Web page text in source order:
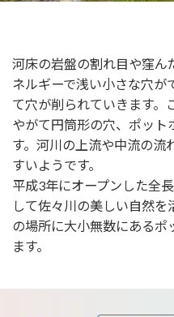
河床の岩盤の割れ目や窪ん
ネルギーで浅い小さな穴が
て穴が削られていきます。
やがて円筒形の穴、ポット
す。河川の上流や中流の流
すいようです。
平成3年にオープンした全
して佐々川の美しい自然を
の場所に大小無数にあるポ
ます。